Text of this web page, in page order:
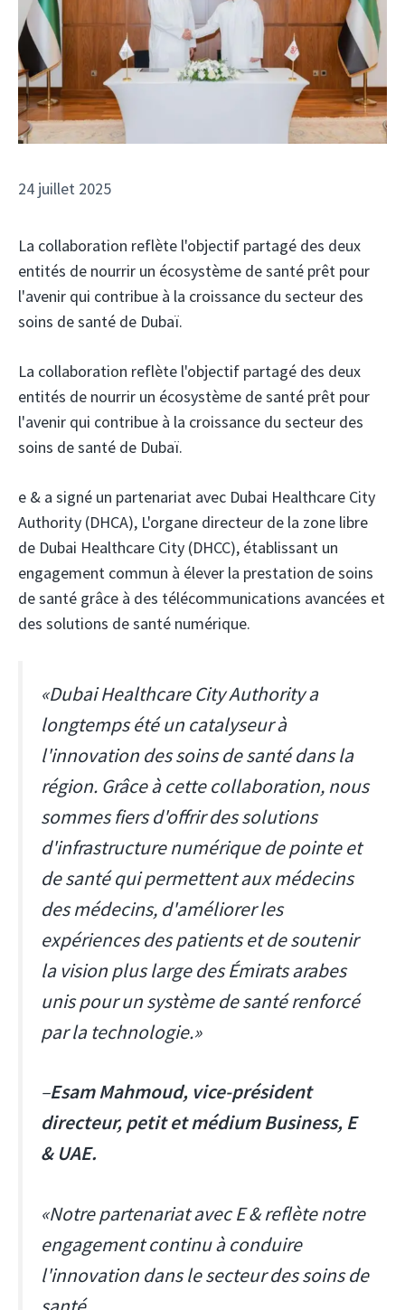
24 juillet 2025
La collaboration reflète l'objectif partagé des deux
entités de nourrir un écosystème de santé prêt pour
l'avenir qui contribue à la croissance du secteur des
soins de santé de Dubaï.
La collaboration reflète l'objectif partagé des deux
entités de nourrir un écosystème de santé prêt pour
l'avenir qui contribue à la croissance du secteur des
soins de santé de Dubaï.
e & a signé un partenariat avec Dubai Healthcare City
Authority (DHCA), L'organe directeur de la zone libre
de Dubai Healthcare City (DHCC), établissant un
engagement commun à élever la prestation de soins
de santé grâce à des télécommunications avancées et
des solutions de santé numérique.
«Dubai Healthcare City Authority a
longtemps été un catalyseur à
l'innovation des soins de santé dans la
région. Grâce à cette collaboration, nous
sommes fiers d'offrir des solutions
d'infrastructure numérique de pointe et
de santé qui permettent aux médecins
des médecins, d'améliorer les
expériences des patients et de soutenir
la vision plus large des Émirats arabes
unis pour un système de santé renforcé
par la technologie.»
–Esam Mahmoud, vice-président
directeur, petit et médium Business, E
& UAE.
«Notre partenariat avec E & reflète notre
engagement continu à conduire
l'innovation dans le secteur des soins de